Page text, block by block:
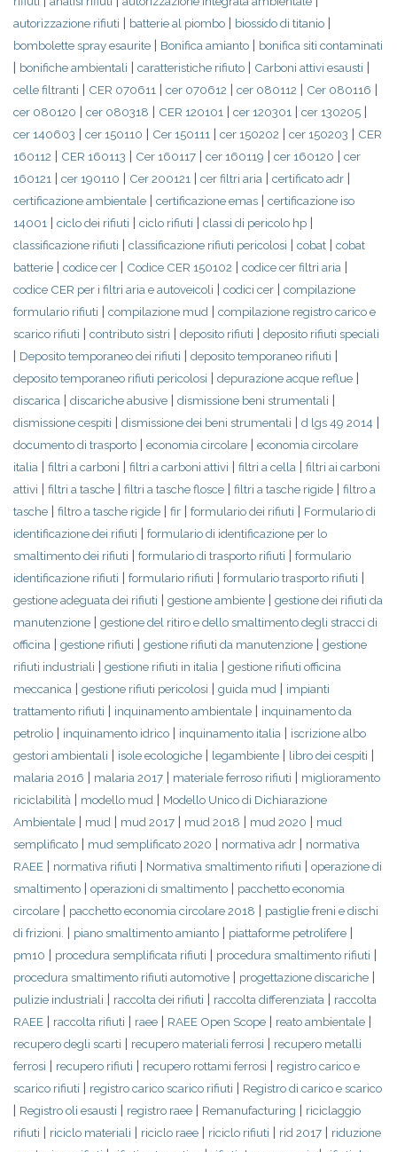
autorizzazione rifiuti | batterie al piombo | biossido di titanio |
bombolette spray esaurite | Bonifica amianto | bonifica siti contaminati
| bonifiche ambientali | caratteristiche rifiuto | Carboni attivi esausti |
celle filtranti | CER 070611 | cer 070612 | cer 080112 | Cer 080116 |
cer 080120 | cer 080318 | CER 120101 | cer 120301 | cer 130205 |
cer 140603 | cer 150110 | Cer 150111 | cer 150202 | cer 150203 | CER
160112 | CER 160113 | Cer 160117 | cer 160119 | cer 160120 | cer
160121 | cer 190110 | Cer 200121 | cer filtri aria | certificato adr |
certificazione ambientale | certificazione emas | certificazione iso
14001 | ciclo dei rifiuti | ciclo rifiuti | classi di pericolo hp |
classificazione rifiuti | classificazione rifiuti pericolosi | cobat | cobat
batterie | codice cer | Codice CER 150102 | codice cer filtri aria |
codice CER per i filtri aria e autoveicoli | codici cer | compilazione
formulario rifiuti | compilazione mud | compilazione registro carico e
scarico rifiuti | contributo sistri | deposito rifiuti | deposito rifiuti speciali
| Deposito temporaneo dei rifiuti | deposito temporaneo rifiuti |
deposito temporaneo rifiuti pericolosi | depurazione acque reflue |
discarica | discariche abusive | dismissione beni strumentali |
dismissione cespiti | dismissione dei beni strumentali | d lgs 49 2014 |
documento di trasporto | economia circolare | economia circolare
italia | filtri a carboni | filtri a carboni attivi | filtri a cella | filtri ai carboni
attivi | filtri a tasche | filtri a tasche flosce | filtri a tasche rigide | filtro a
tasche | filtro a tasche rigide | fir | formulario dei rifiuti | Formulario di
identificazione dei rifiuti | formulario di identificazione per lo
smaltimento dei rifiuti | formulario di trasporto rifiuti | formulario
identificazione rifiuti | formulario rifiuti | formulario trasporto rifiuti |
gestione adeguata dei rifiuti | gestione ambiente | gestione dei rifiuti da
manutenzione | gestione del ritiro e dello smaltimento degli stracci di
officina | gestione rifiuti | gestione rifiuti da manutenzione | gestione
rifiuti industriali | gestione rifiuti in italia | gestione rifiuti officina
meccanica | gestione rifiuti pericolosi | guida mud | impianti
trattamento rifiuti | inquinamento ambientale | inquinamento da
petrolio | inquinamento idrico | inquinamento italia | iscrizione albo
gestori ambientali | isole ecologiche | legambiente | libro dei cespiti |
malaria 2016 | malaria 2017 | materiale ferroso rifiuti | miglioramento
riciclabilità | modello mud | Modello Unico di Dichiarazione
Ambientale | mud | mud 2017 | mud 2018 | mud 2020 | mud
semplificato | mud semplificato 2020 | normativa adr | normativa
RAEE | normativa rifiuti | Normativa smaltimento rifiuti | operazione di
smaltimento | operazioni di smaltimento | pacchetto economia
circolare | pacchetto economia circolare 2018 | pastiglie freni e dischi
di frizioni. | piano smaltimento amianto | piattaforme petrolifere |
pm10 | procedura semplificata rifiuti | procedura smaltimento rifiuti |
procedura smaltimento rifiuti automotive | progettazione discariche |
pulizie industriali | raccolta dei rifiuti | raccolta differenziata | raccolta
RAEE | raccolta rifiuti | raee | RAEE Open Scope | reato ambientale |
recupero degli scarti | recupero materiali ferrosi | recupero metalli
ferrosi | recupero rifiuti | recupero rottami ferrosi | registro carico e
scarico rifiuti | registro carico scarico rifiuti | Registro di carico e scarico
| Registro oli esausti | registro raee | Remanufacturing | riciclaggio
rifiuti | riciclo materiali | riciclo raee | riciclo rifiuti | rid 2017 | riduzione